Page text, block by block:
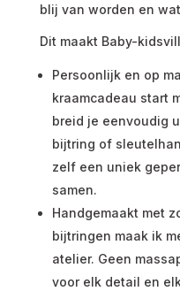
blij van worden en
Dit maakt Baby-
Persoonlijk en op
kraamcadeau start
breid je eenvoudig
bijtring of
zelf een uniek
samen.
Handgemaakt met
bijtringen maak ik
atelier. Geen
voor elk detail en